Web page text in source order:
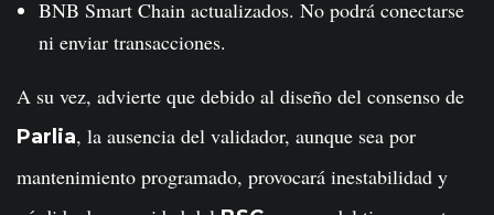
BNB Smart Chain actualizados. No podrá conectarse
ni enviar transacciones.
A su vez, advierte que debido al diseño del consenso de
Parlia, la ausencia del validador, aunque sea por
mantenimiento programado, provocará inestabilidad y